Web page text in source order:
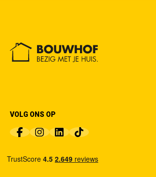
VOLG ONS OP